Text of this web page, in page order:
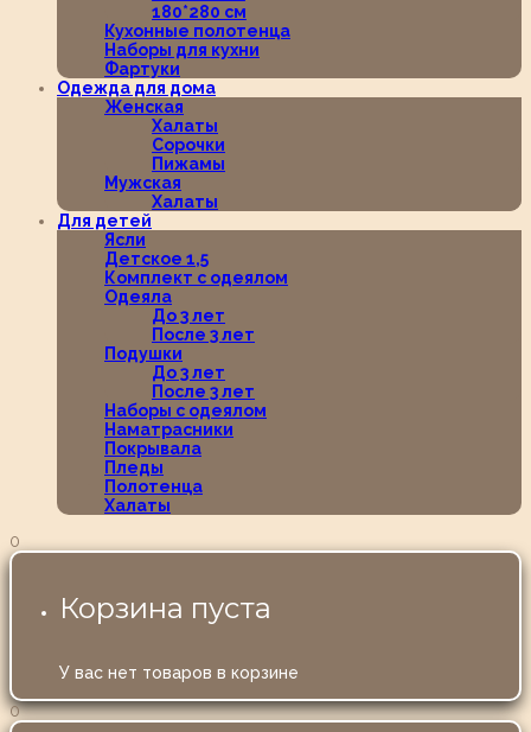
180*280 см
Кухонные полотенца
Наборы для кухни
Фартуки
Одежда для дома
Женская
Халаты
Сорочки
Пижамы
Мужская
Халаты
Для детей
Ясли
Детское 1,5
Комплект с одеялом
Одеяла
До 3 лет
После 3 лет
Подушки
До 3 лет
После 3 лет
Наборы с одеялом
Наматрасники
Покрывала
Пледы
Полотенца
Халаты
0
Корзина пуста
У вас нет товаров в корзине
0